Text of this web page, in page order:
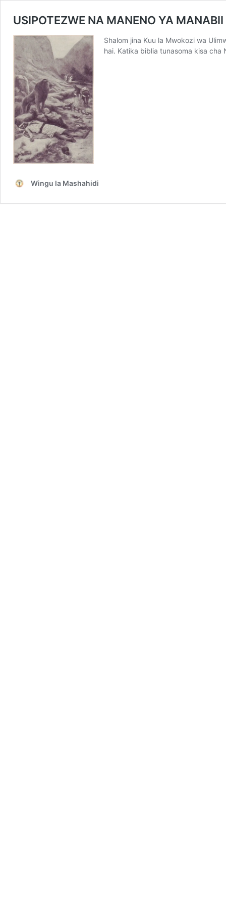
USIPOTEZWE NA MANENO YA
Shalom jina Kuu la Mwokozi wa
hai. Katika biblia tunasoma kisa cha
Wingu la Mashahidi